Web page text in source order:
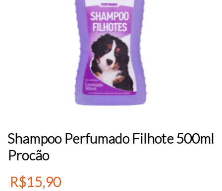
Shampoo Perfumado Filhote 500ml
Procão
R$15,90